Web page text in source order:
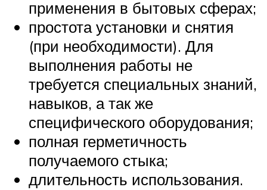
применения в бытовых сферах;
простота установки и снятия
(при необходимости). Для
выполнения работы не
требуется специальных знаний,
навыков, а так же
специфического оборудования;
полная герметичность
получаемого стыка;
длительность использования.